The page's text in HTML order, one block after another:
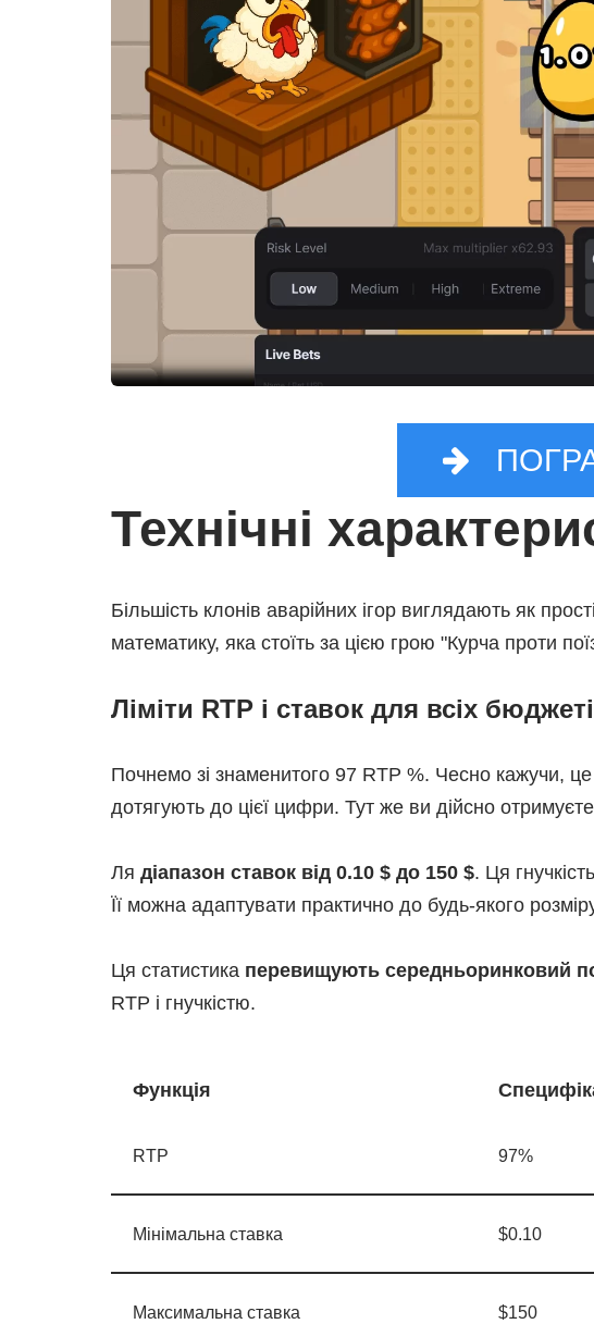
Технічні
Більшість клонів аварійних ігор виглядають як
математику, яка стоїть за цією грою "Курча проти
Ліміти RTP і ставок для всіх
Почнемо зі знаменитого 97 RTP %. Чесно кажучи,
дотягують до цієї цифри. Тут же ви дійсно отримуєте
Ля діапазон ставок від 0.10 $ до 150 $. Ця
Її можна адаптувати практично до будь-якого
Ця статистика перевищують середньоринковий
RTP і гнучкістю.
Функція
RTP 97%
Мінімальна ставка $0.10
Максимальна ставка $150